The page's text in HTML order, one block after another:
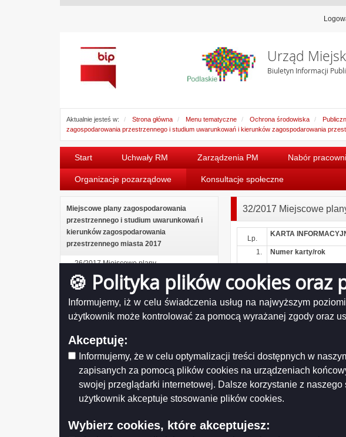
🍪 Polityka plików cookies oraz
Informujemy, iż w celu świadczenia usług na najwyższym
użytkownik może kontrolować za pomocą wyrażanej zgody oraz
Akceptuję:
Informujemy, że w celu optymalizacji treści dostępnych w
zapisanych za pomocą plików cookies na urządzeniach
swojej przeglądarki internetowej. Dalsze korzystanie z
użytkownik akceptuje stosowanie plików cookies.
Wybierz cookies, które akceptujesz:
Urząd
Biuletyn Informacji
Aktualnie jesteś w: Strona główna Menu tematyczne Ochrona środowiska
zagospodarowania przestrzennego i studium uwarunkowań i kierunków zagospodarowania
Start Uchwały RM Zarządzenia PM Nabór
Organizacje pozarządowe Konsultacje społeczne
Miejscowe plany zagospodarowania
przestrzennego i studium uwarunkowań i
kierunków zagospodarowania
przestrzennego miasta 2017
26/2017 Miejscowe plany
zagospodarowania przestrzennego miasta
2017
25/2017 Miejscowe plany
zagospodarowania przestrzennego miasta
2017
40/2017 Miejscowe plany
zagospodarowania przestrzennego miasta
2017
39/2017 Miejscowe plany
zagospodarowania przestrzennego miasta
2017
32/2017 Miejscowe
Lp.
KARTA
Numer karty/rok
Temat dokumentu
Nazwa dokumentu
Obszar, którego
zgodnie z podziałem
administracyjnym kraju